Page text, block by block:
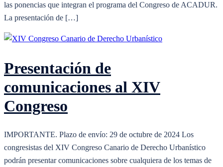
las ponencias que integran el programa del Congreso de ACADUR.
La presentación de […]
Presentación de
comunicaciones al XIV
Congreso
IMPORTANTE. Plazo de envío: 29 de octubre de 2024 Los
congresistas del XIV Congreso Canario de Derecho Urbanístico
podrán presentar comunicaciones sobre cualquiera de los temas de